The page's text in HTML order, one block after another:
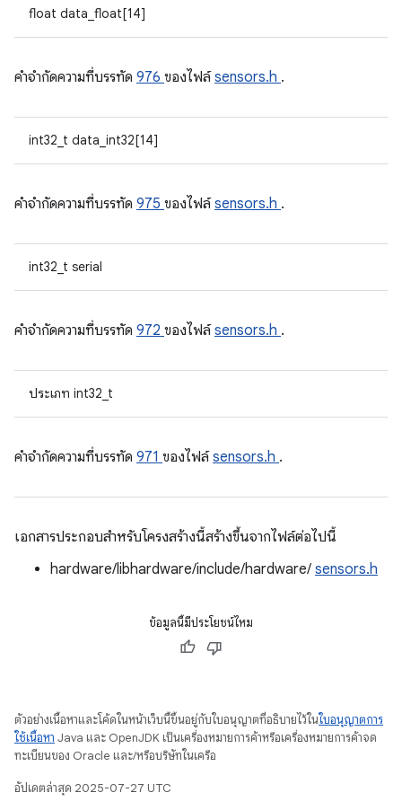
float data_float[14]
คําจํากัดความที่บรรทัด 976 ของไฟล์sensors.h .
int32_t data_int32[14]
คําจํากัดความที่บรรทัด 975 ของไฟล์sensors.h .
int32_t serial
คําจํากัดความที่บรรทัด 972 ของไฟล์sensors.h .
ประเภท int32_t
คําจํากัดความที่บรรทัด 971 ของไฟล์sensors.h .
เอกสารประกอบสำหรับโครงสร้างนี้สร้างขึ้นจากไฟล์ต่อไปนี้
hardware/libhardware/include/hardware/ sensors.h
ข้อมูลนี้มีประโยชน์ไหม
ตัวอย่างเนื้อหาและโค้ดในหน้าเว็บนี้ขึ้นอยู่กับใบอนุญาตที่อธิบายไว้ในใบอนุญาตการ
ใช้เนื้อหา Java และ OpenJDK เป็นเครื่องหมายการค้าหรือเครื่องหมายการค้าจด
ทะเบียนของ Oracle และ/หรือบริษัทในเครือ
อัปเดตล่าสุด 2025-07-27 UTC